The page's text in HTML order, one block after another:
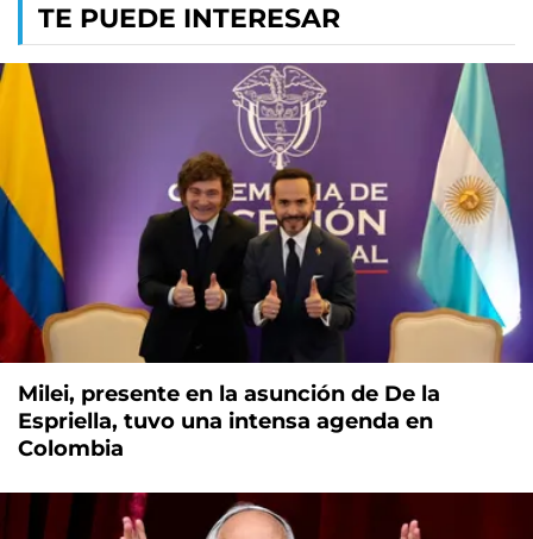
TE PUEDE INTERESAR
Milei, presente en la asunción de De la
Espriella, tuvo una intensa agenda en
Colombia